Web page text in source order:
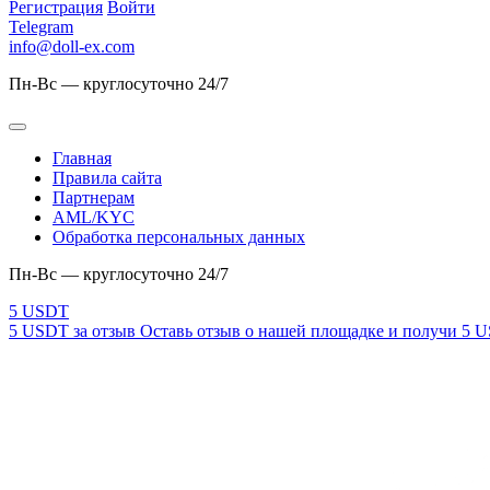
Регистрация Войти
Telegram
info@doll-ex.com
Пн-Вс — круглосуточно 24/7
Главная
Правила сайта
Партнерам
AML/KYC
Обработка персональных данных
Пн-Вс — круглосуточно 24/7
5 USDT за отзыв Оставь отзыв о нашей площадке и получи 5